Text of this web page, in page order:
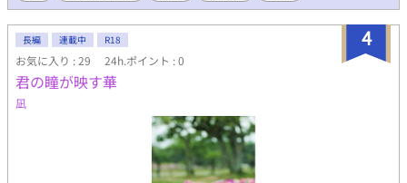
4
長編 連載中 R18
お気に入り : 29 24h.ポイント : 0
君の瞳が映す華
凪